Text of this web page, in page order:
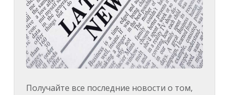
Получайте все последние новости о том,